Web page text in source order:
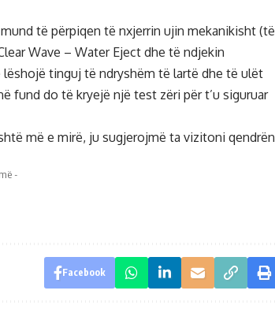
të përpiqen të nxjerrin ujin mekanikisht (të
Wave – Water Eject dhe të ndjekin
tinguj të ndryshëm të lartë dhe të ulët
fund do të kryejë një test zëri për t’u siguruar
më e mirë, ju sugjerojmë ta vizitoni qendrën
-
Facebook